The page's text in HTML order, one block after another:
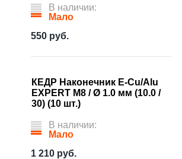
В наличии:
Мало
550 руб.
КЕДР Наконечник E-Cu/Alu
EXPERT М8 / Ø 1.0 мм (10.0 /
30) (10 шт.)
В наличии:
Мало
1 210 руб.